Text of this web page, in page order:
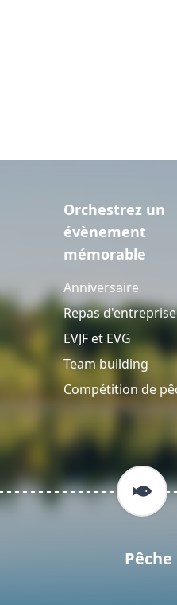
Orchestrez un
évènement
mémorable
Anniversaire
Repas d'entreprise
EVJF et EVG
Team building
Compétition de
Pêche